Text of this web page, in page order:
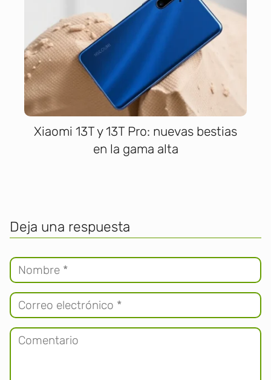
Xiaomi 13T y 13T Pro: nuevas bestias
en la gama alta
Deja una respuesta